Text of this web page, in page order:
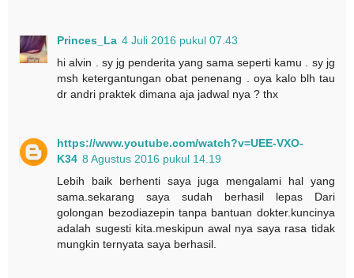
Princes_La 4 Juli 2016 pukul 07.43
hi alvin . sy jg penderita yang sama seperti kamu . sy jg
msh ketergantungan obat penenang . oya kalo blh tau
dr andri praktek dimana aja jadwal nya ? thx
https://www.youtube.com/watch?v=UEE-VXO-
K34 8 Agustus 2016 pukul 14.19
Lebih baik berhenti saya juga mengalami hal yang
sama.sekarang saya sudah berhasil lepas Dari
golongan bezodiazepin tanpa bantuan dokter.kuncinya
adalah sugesti kita.meskipun awal nya saya rasa tidak
mungkin ternyata saya berhasil.